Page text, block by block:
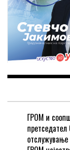
ГРОМ и